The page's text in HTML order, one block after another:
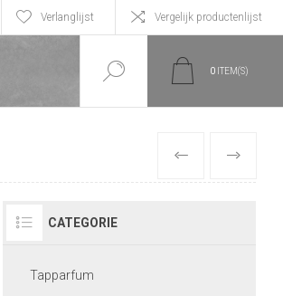
Verlanglijst Vergelijk productenlijst
0 ITEM(S)
VORIGE
CATEGORIE
Tapparfum